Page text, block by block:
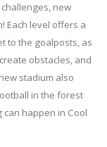
new
Each level offers a
to the goalposts, as
obstacles, and
stadium also
in the forest
happen in Cool